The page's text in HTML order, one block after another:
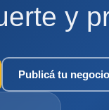
y
Publicá tu negocio